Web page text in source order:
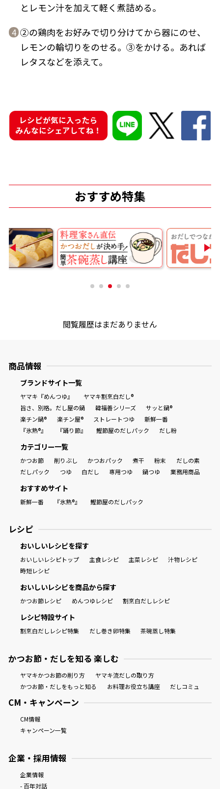
おすすめサイト
氷熟®︎
とレモン汁を加えて軽く煮詰める。
4 ②の鶏肉をお好みで切り分けてから器にのせ、
レモンの輪切りをのせる。③をかける。あれば
レタスなどを添えて。
レシピが気に入ったら
みんなにシェアしてね！
おすすめ特集
閲覧履歴はまだありません
商品情報
ブランドサイト一覧
ヤマキ『めんつゆ』
ヤマキ割烹白だし®
旨さ、別格。だし屋の鍋
韓福善シリーズ
サッと鍋®
楽チン鍋®
楽チン屋® ストレートつゆ
新鮮一番
『氷熟®』
『踊り節』 鰹節屋のだしパック だし粉
カテゴリー一覧
かつお節 削りぶし かつおパック 煮干 粉末
だしの素
だしパック
つゆ 白だし 専用つゆ 鍋つゆ 業務用商品
おすすめサイト
新鮮一番 『氷熟®』 鰹節屋のだしパック
レシピ
おいしいレシピを探す
おいしいレシピトップ 主食レシピ 主菜レシピ
汁物レシピ
時短レシピ
おいしいレシピを商品から探す
かつお節レシピ めんつゆレシピ 割烹白だしレシピ
レシピ特設サイト
割烹白だしレシピ特集 だし巻き卵特集 茶碗蒸し特集
かつお節・だしを知る 楽しむ
ヤマキかつお節の削り方
ヤマキ流だしの取り方
かつお節・だしをもっと知る
お料理お役立ち講座 だしコミュ
CM・キャンペーン
CM情報
キャンペーン一覧
企業・採用情報
企業情報
- 百年対話